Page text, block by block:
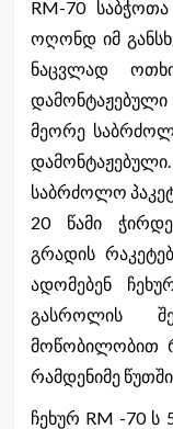
RM-70
ოღონდ იმ
ნაცვლად
მეორე
საბრძოლო
20 წამი
გრადის
ადომებენ
გასროლის
მოწობილობით
რამდენიმე
ჩეხურ RM -70 ს